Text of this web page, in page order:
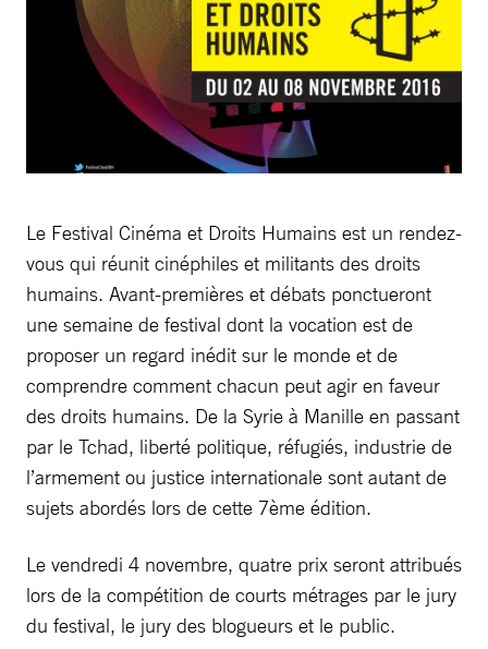
Le Festival Cinéma et Droits Humains est un rendez-
vous qui réunit cinéphiles et militants des droits
humains. Avant-premières et débats ponctueront
une semaine de festival dont la vocation est de
proposer un regard inédit sur le monde et de
comprendre comment chacun peut agir en faveur
des droits humains. De la Syrie à Manille en passant
par le Tchad, liberté politique, réfugiés, industrie de
l’armement ou justice internationale sont autant de
sujets abordés lors de cette 7ème édition.
Le vendredi 4 novembre, quatre prix seront attribués
lors de la compétition de courts métrages par le jury
du festival, le jury des blogueurs et le public.